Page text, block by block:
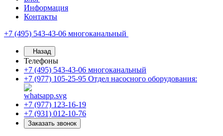
Информация
Контакты
+7 (495) 543-43-06 многоканальный
Назад
Телефоны
+7 (495) 543-43-06 многоканальный
+7 (977) 105-25-95 Отдел насосного оборудования:
+7 (977) 123-16-19
+7 (931) 012-10-76
Заказать звонок